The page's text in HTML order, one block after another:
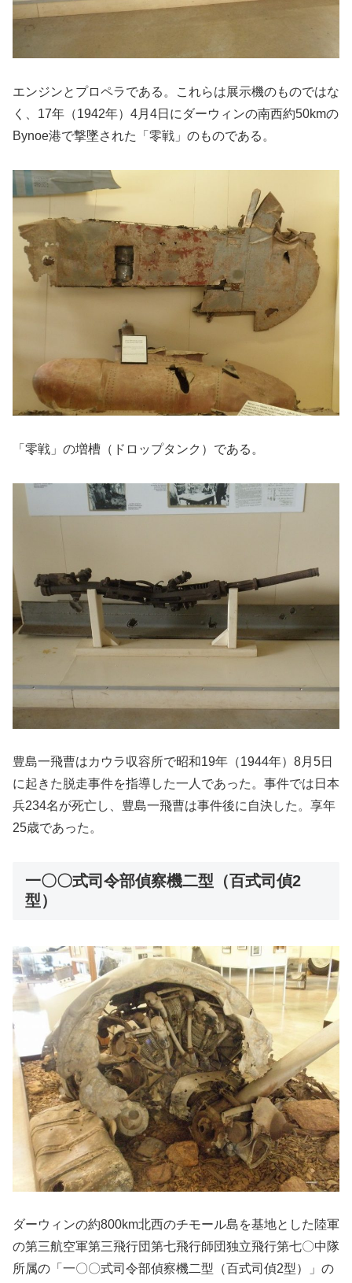
エンジンとプロペラである。これらは展示機のものではな
く、17年（1942年）4月4日にダーウィンの南西約50kmの
Bynoe港で撃墜された「零戦」のものである。
「零戦」の増槽（ドロップタンク）である。
豊島一飛曹はカウラ収容所で昭和19年（1944年）8月5日
に起きた脱走事件を指導した一人であった。事件では日本
兵234名が死亡し、豊島一飛曹は事件後に自決した。享年
25歳であった。
一〇〇式司令部偵察機二型（百式司偵2
型）
ダーウィンの約800km北西のチモール島を基地とした陸軍
の第三航空軍第三飛行団第七飛行師団独立飛行第七〇中隊
所属の「一〇〇式司令部偵察機二型（百式司偵2型）」の